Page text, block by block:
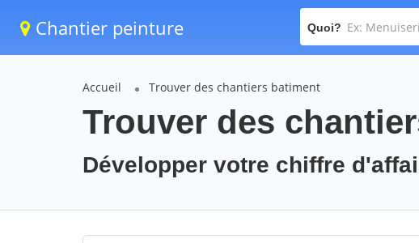
Chantier peinture Quoi?
Accueil Trouver des chantiers batiment
Trouver des
Développer votre chiffre